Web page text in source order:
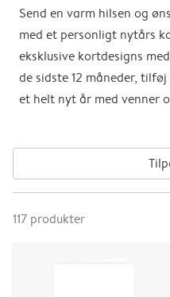
Send en varm hilsen og
med et personligt nytårs
eksklusive kortdesigns
de sidste 12 måneder,
et helt nyt år med venner
117 produkter